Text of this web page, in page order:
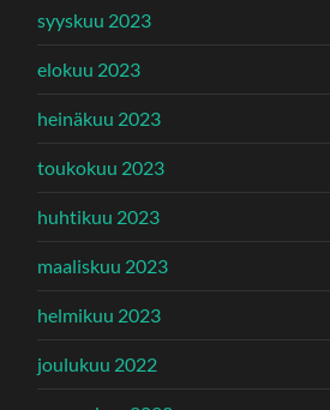
syyskuu 2023
elokuu 2023
heinäkuu 2023
toukokuu 2023
huhtikuu 2023
maaliskuu 2023
helmikuu 2023
joulukuu 2022